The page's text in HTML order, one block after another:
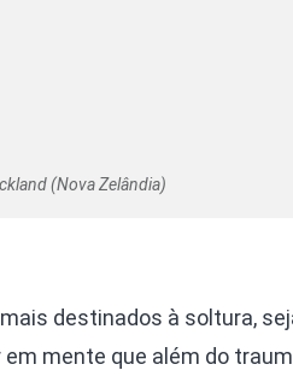
(Nova Zelândia)
destinados à soltura,
mente que além do